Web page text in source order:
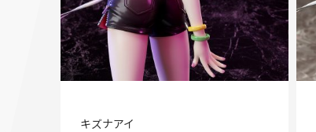
キズナアイ